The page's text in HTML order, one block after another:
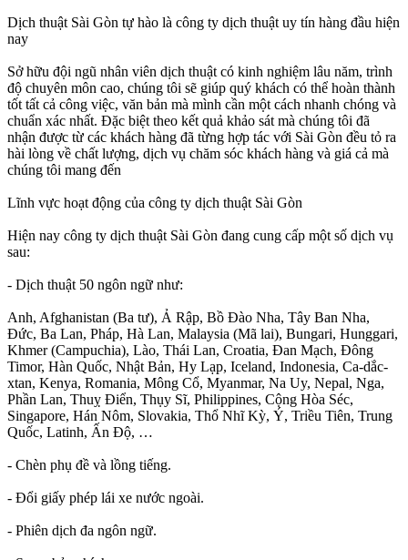
Dịch thuật Sài Gòn tự hào là công ty dịch thuật uy tín hàng đầu hiện
nay
Sở hữu đội ngũ nhân viên dịch thuật có kinh nghiệm lâu năm, trình
độ chuyên môn cao, chúng tôi sẽ giúp quý khách có thể hoàn thành
tốt tất cả công việc, văn bản mà mình cần một cách nhanh chóng và
chuẩn xác nhất. Đặc biệt theo kết quả khảo sát mà chúng tôi đã
nhận được từ các khách hàng đã từng hợp tác với Sài Gòn đều tỏ ra
hài lòng về chất lượng, dịch vụ chăm sóc khách hàng và giá cả mà
chúng tôi mang đến
Lĩnh vực hoạt động của công ty dịch thuật Sài Gòn
Hiện nay công ty dịch thuật Sài Gòn đang cung cấp một số dịch vụ
sau:
- Dịch thuật 50 ngôn ngữ như:
Anh, Afghanistan (Ba tư), Ả Rập, Bồ Đào Nha, Tây Ban Nha,
Đức, Ba Lan, Pháp, Hà Lan, Malaysia (Mã lai), Bungari, Hunggari,
Khmer (Campuchia), Lào, Thái Lan, Croatia, Đan Mạch, Đông
Timor, Hàn Quốc, Nhật Bản, Hy Lạp, Iceland, Indonesia, Ca-dắc-
xtan, Kenya, Romania, Mông Cổ, Myanmar, Na Uy, Nepal, Nga,
Phần Lan, Thuỵ Điển, Thụy Sĩ, Philippines, Cộng Hòa Séc,
Singapore, Hán Nôm, Slovakia, Thổ Nhĩ Kỳ, Ý, Triều Tiên, Trung
Quốc, Latinh, Ấn Độ, …
- Chèn phụ đề và lồng tiếng.
- Đổi giấy phép lái xe nước ngoài.
- Phiên dịch đa ngôn ngữ.